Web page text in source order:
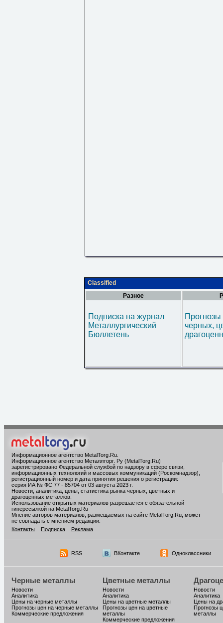
Classified
Разное
Подписка на журнал
Металлургический
Бюллетень
черных,
Информационное агентство MetalTorg.Ru
Информационное агентство Металлторг. Ру (MetalTorg.Ru)
зарегистрировано Федеральной службой по надзору в сфере связи,
информационных технологий и массовых коммуникаций (Роскомнадзор),
регистрационный номер и дата принятия решения о регистрации:
серия ИА № ФС 77 - 85704 от 03 августа 2023 г.
Новости, аналитика, цены, статистика рынка черных, цветных и
драгоценных металлов.
Использование открытых материалов разрешается с обязательной
гиперссылкой на MetalTorg.Ru
Мнение авторов материалов, размещаемых на сайте MetalTorg.Ru, может
не совпадать с мнением редакции.
Контакты
Подписка Реклама
RSS ВКонтакте Одноклассники
Черные металлы
Новости
Аналитика
Цены на черные металлы
Прогнозы цен на черные металлы
Коммерческие предложения
Цветные металлы
Новости
Аналитика
Цены на цветные металлы
Прогнозы цен на цветные
металлы
Коммерческие предложения
Новости
Аналитика
Цены на
Прогнозы
металлы